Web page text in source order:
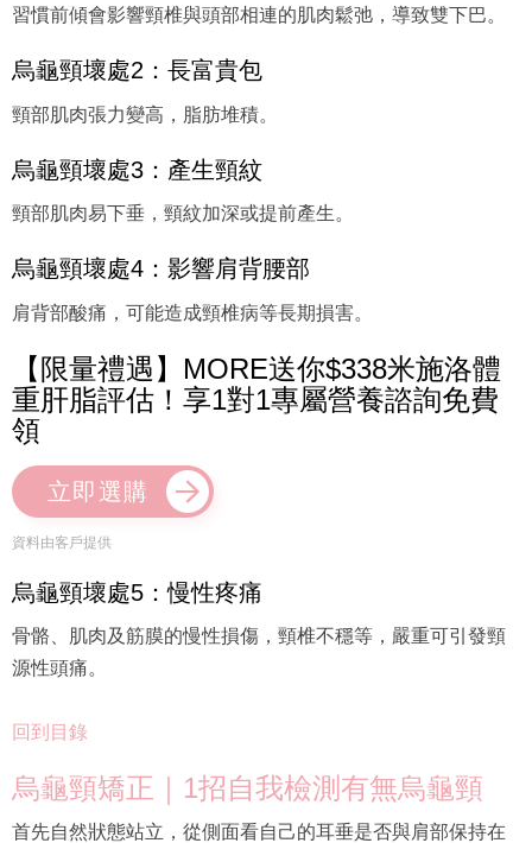
習慣前傾會影響頸椎與頭部相連的肌肉鬆弛，導致雙下巴。
烏龜頸壞處2：長富貴包
頸部肌肉張力變高，脂肪堆積。
烏龜頸壞處3：產生頸紋
頸部肌肉易下垂，頸紋加深或提前產生。
烏龜頸壞處4：影響肩背腰部
肩背部酸痛，可能造成頸椎病等長期損害。
【限量禮遇】MORE送你$338米施洛體
重肝脂評估！享1對1專屬營養諮詢免費
領
立即選購
資料由客戶提供
烏龜頸壞處5：慢性疼痛
骨骼、肌肉及筋膜的慢性損傷，頸椎不穩等，嚴重可引發頸
源性頭痛。
回到目錄
烏龜頸矯正｜1招自我檢測有無烏龜頸
首先自然狀態站立，從側面看自己的耳垂是否與肩部保持在